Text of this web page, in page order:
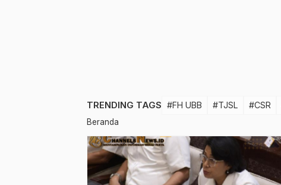
TRENDING TAGS #FH UBB #TJSL #CSR
Beranda